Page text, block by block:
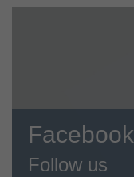
Facebook
Follow us